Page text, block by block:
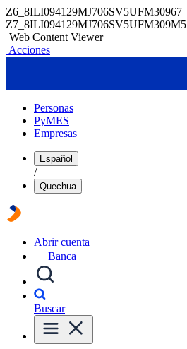
Z6_8ILI094129MJ706SV5UFM30967
Z7_8ILI094129MJ706SV5UFM309M5
Web Content Viewer
Acciones
Personas
PyMES
Empresas
Español
/
Quechua
Abrir cuenta
Banca
Buscar